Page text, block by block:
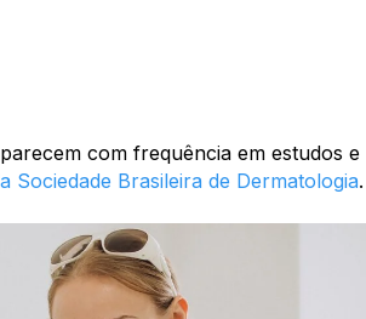
com frequência em estudos e
Sociedade Brasileira de Dermatologia.